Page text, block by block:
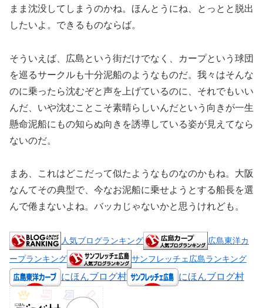
まま沈没してしまうのかね。ほんとうにね、とっとと脱出
したいよ。できるものならば。
そういえば、広島という街だけでなく、カープという球団
を巡るサークルも十分泥船のようなものだ。我々はそんな
のに乗ったら沈むぞと声を上げているのに、それでもいい
んだ、いや沈むことこそ素晴らしいんだという向きが一生
懸命泥船にもの知らぬ向きを誘導している姿が見えてなら
ないのだ。
まあ、これはどこだって似たようなものなのかもね。大阪
なんてその典型で、今なお泥船に乗せようとする船長を選
んで倦まないよね。バッカじゃないかと思うけれども。
人気ブログランキング
広島東洋カ
ープランキング
サンフレッチェ広島ランキング
にほんブログ村 にほんブログ村